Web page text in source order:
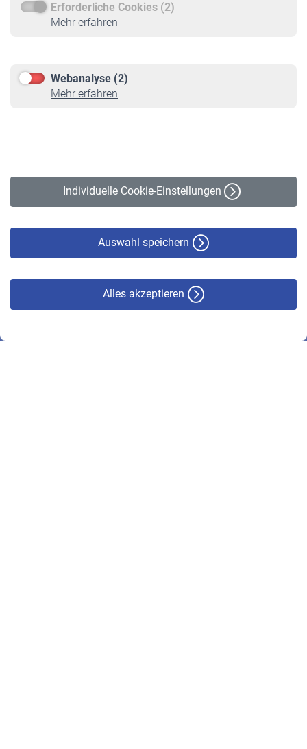
Erforderliche Cookies (2)
Mehr erfahren
Webanalyse (2)
Mehr erfahren
Individuelle Cookie-Einstellungen
Auswahl speichern
Alles akzeptieren
Service
Informationen
Online-Rechner
VBLnewsletter
Erklärung zur Barrierefreiheit
© VBL 2026